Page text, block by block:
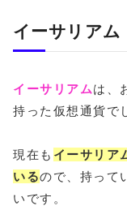
イーサリアム
イーサリアムは、
持った仮想通貨で
現在も イーサリア
いるので、持って
いです。